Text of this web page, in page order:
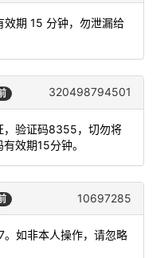
效期 15 分钟，勿泄漏给
320498794501
，验证码8355，切勿将
效期15分钟。
10697285
。如非本人操作，请忽略